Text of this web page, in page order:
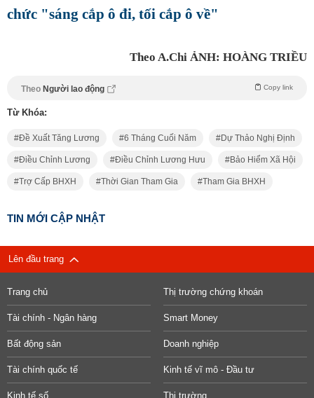
chức "sáng cắp ô đi, tối cắp ô về"
Theo A.Chi ẢNH: HOÀNG TRIỀU
Theo Người lao động Copy link
Từ Khóa:
Đề Xuất Tăng Lương 6 Tháng Cuối Năm Dự Thảo Nghị Định
Điều Chỉnh Lương Điều Chỉnh Lương Hưu Bảo Hiểm Xã Hội
Trợ Cấp BHXH Thời Gian Tham Gia Tham Gia BHXH
TIN MỚI CẬP NHẬT
Lên đầu trang
Trang chủ Thị trường chứng khoán
Tài chính - Ngân hàng Smart Money
Bất động sản Doanh nghiệp
Tài chính quốc tế Kinh tế vĩ mô - Đầu tư
Kinh tế số Thị trường